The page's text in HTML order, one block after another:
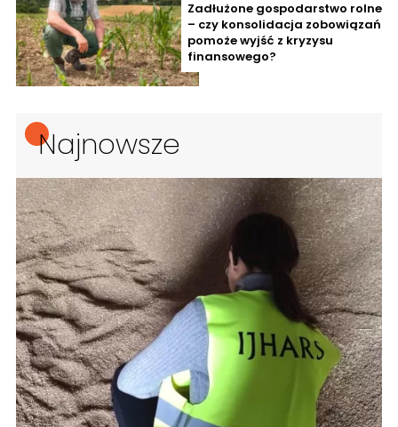
Zadłużone gospodarstwo rolne
– czy konsolidacja zobowiązań
pomoże wyjść z kryzysu
finansowego?
Najnowsze